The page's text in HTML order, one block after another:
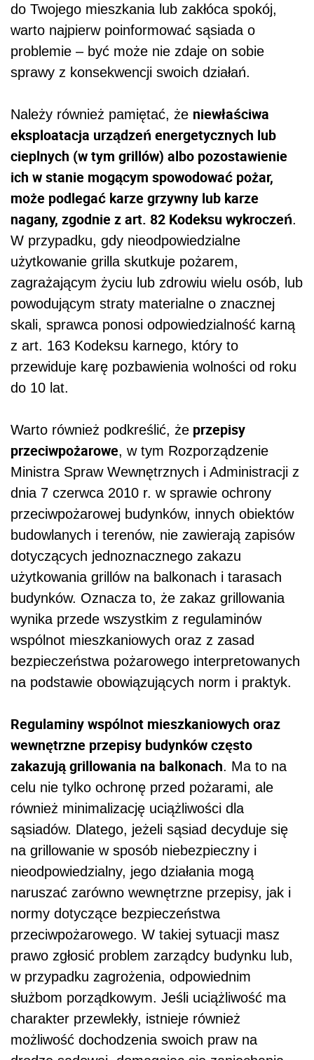
do Twojego mieszkania lub zakłóca spokój,
warto najpierw poinformować sąsiada o
problemie – być może nie zdaje on sobie
sprawy z konsekwencji swoich działań.
Należy również pamiętać, że niewłaściwa
eksploatacja urządzeń energetycznych lub
cieplnych (w tym grillów) albo pozostawienie
ich w stanie mogącym spowodować pożar,
może podlegać karze grzywny lub karze
nagany, zgodnie z art. 82 Kodeksu wykroczeń.
W przypadku, gdy nieodpowiedzialne
użytkowanie grilla skutkuje pożarem,
zagrażającym życiu lub zdrowiu wielu osób, lub
powodującym straty materialne o znacznej
skali, sprawca ponosi odpowiedzialność karną
z art. 163 Kodeksu karnego, który to
przewiduje karę pozbawienia wolności od roku
do 10 lat.
Warto również podkreślić, że przepisy
przeciwpożarowe, w tym Rozporządzenie
Ministra Spraw Wewnętrznych i Administracji z
dnia 7 czerwca 2010 r. w sprawie ochrony
przeciwpożarowej budynków, innych obiektów
budowlanych i terenów, nie zawierają zapisów
dotyczących jednoznacznego zakazu
użytkowania grillów na balkonach i tarasach
budynków. Oznacza to, że zakaz grillowania
wynika przede wszystkim z regulaminów
wspólnot mieszkaniowych oraz z zasad
bezpieczeństwa pożarowego interpretowanych
na podstawie obowiązujących norm i praktyk.
Regulaminy wspólnot mieszkaniowych oraz
wewnętrzne przepisy budynków często
zakazują grillowania na balkonach. Ma to na
celu nie tylko ochronę przed pożarami, ale
również minimalizację uciążliwości dla
sąsiadów. Dlatego, jeżeli sąsiad decyduje się
na grillowanie w sposób niebezpieczny i
nieodpowiedzialny, jego działania mogą
naruszać zarówno wewnętrzne przepisy, jak i
normy dotyczące bezpieczeństwa
przeciwpożarowego. W takiej sytuacji masz
prawo zgłosić problem zarządcy budynku lub,
w przypadku zagrożenia, odpowiednim
służbom porządkowym. Jeśli uciążliwość ma
charakter przewlekły, istnieje również
możliwość dochodzenia swoich praw na